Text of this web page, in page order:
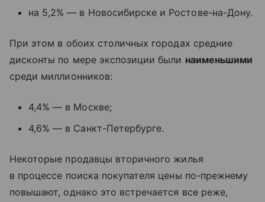
на 5,2% — в Новосибирске и Ростове-на-Дону.
При этом в обоих столичных городах средние
дисконты по мере экспозиции были наименьшими
среди миллионников:
4,4% — в Москве;
4,6% — в Санкт-Петербурге.
Некоторые продавцы вторичного жилья
в процессе поиска покупателя цены по-прежнему
повышают, однако это встречается все реже,